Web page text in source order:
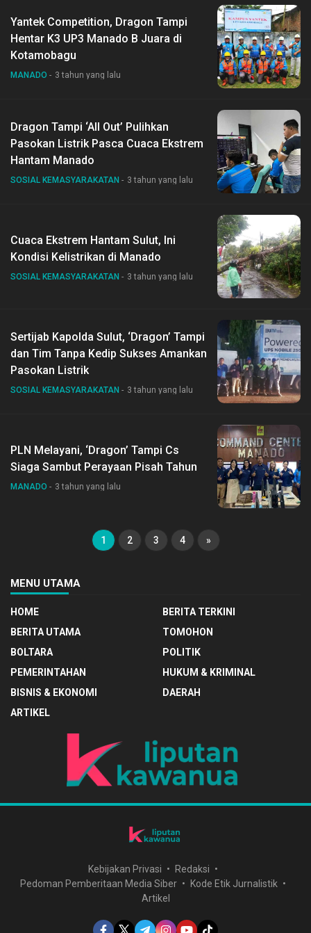
Yantek Competition, Dragon Tampi
Hentar K3 UP3 Manado B Juara di
Kotamobagu
MANADO 3 tahun yang lalu
Dragon Tampi ‘All Out’ Pulihkan
Pasokan Listrik Pasca Cuaca Ekstrem
Hantam Manado
SOSIAL KEMASYARAKATAN 3 tahun yang lalu
Cuaca Ekstrem Hantam Sulut, Ini
Kondisi Kelistrikan di Manado
SOSIAL KEMASYARAKATAN 3 tahun yang lalu
Sertijab Kapolda Sulut, ‘Dragon’ Tampi
dan Tim Tanpa Kedip Sukses Amankan
Pasokan Listrik
SOSIAL KEMASYARAKATAN 3 tahun yang lalu
PLN Melayani, ‘Dragon’ Tampi Cs
Siaga Sambut Perayaan Pisah Tahun
MANADO 3 tahun yang lalu
1 2 3 4 »
MENU UTAMA
HOME
BERITA TERKINI
BERITA UTAMA
TOMOHON
BOLTARA
POLITIK
PEMERINTAHAN
HUKUM & KRIMINAL
BISNIS & EKONOMI
DAERAH
ARTIKEL
Kebijakan Privasi
Redaksi
Pedoman Pemberitaan Media Siber
Kode Etik Jurnalistik
Artikel